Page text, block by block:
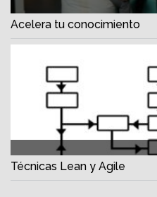
Acelera tu conocimiento
Técnicas Lean y Agile